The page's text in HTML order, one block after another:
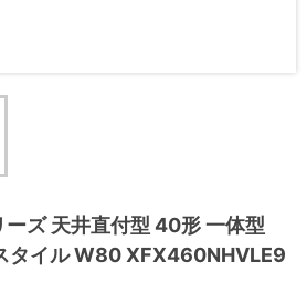
ズ 天井直付型 40形 一体型
タイル W80 XFX460NHVLE9